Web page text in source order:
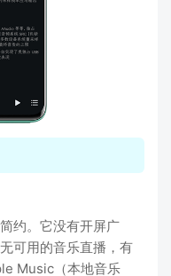
约。它没有开屏广
可用的音乐直播，有
Music（本地音乐